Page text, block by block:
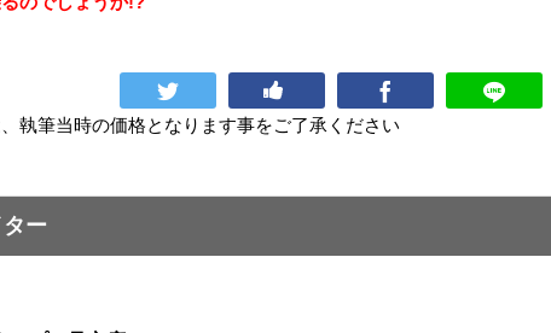
執筆当時の価格となります事をご了承ください
ー